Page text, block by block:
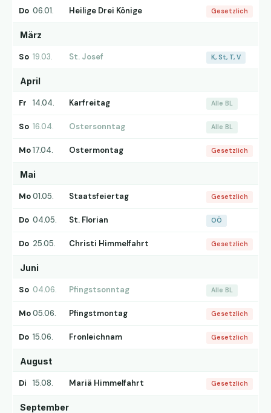
Do 06.01. Heilige Drei Könige Gesetzlich
März
So 19.03. St. Josef K, St, T, V
April
Fr 14.04. Karfreitag Alle BL
So 16.04. Ostersonntag Alle BL
Mo17.04. Ostermontag Gesetzlich
Mai
Mo01.05. Staatsfeiertag Gesetzlich
Do 04.05. St. Florian OÖ
Do 25.05. Christi Himmelfahrt Gesetzlich
Juni
So 04.06. Pfingstsonntag Alle BL
Mo05.06. Pfingstmontag Gesetzlich
Do 15.06. Fronleichnam Gesetzlich
August
Di 15.08. Mariä Himmelfahrt Gesetzlich
September